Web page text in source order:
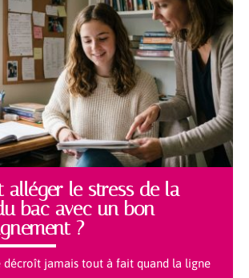
alléger le stress de la
bac avec un bon
?
décroît jamais tout à fait quand la ligne